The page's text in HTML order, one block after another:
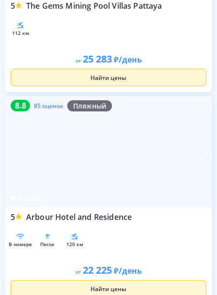
5 The Gems Mining Pool Villas Pattaya
112 км
от 25 283 /день
Найти цены
8.8 85 оценок Пляжный
5 Arbour Hotel and Residence
8.8 85 оценок
в номере песок 120 км
от 22 225 /день
Найти цены